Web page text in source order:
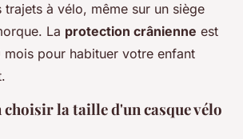
trajets à vélo, même sur un siège
La protection crânienne est
mois pour habituer votre enfant
la taille d'un casque vélo